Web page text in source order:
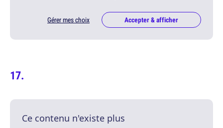
Gérer mes choix Accepter & afficher
Ce contenu n'existe plus